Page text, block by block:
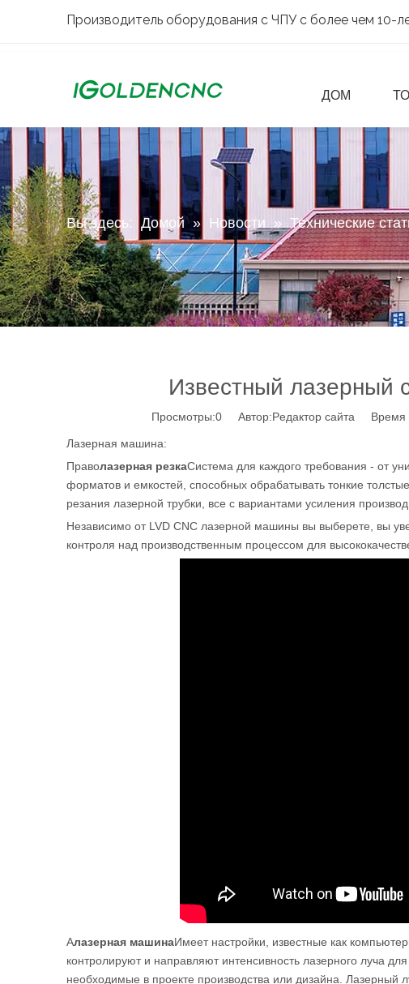
Производитель оборудования с ЧПУ с более чем 10-
ДОМ
Вы здесь: Домой » Новости » Технические
Известный лазерный
Просмотры:0 Автор:Pедактор сайта Время
Лазерная машина:
Праволазерная резкаСистема для каждого требования - от
форматов и емкостей, способных обрабатывать тонкие
резания лазерной трубки, все с вариантами усиления
Независимо от LVD CNC лазерной машины вы выберете, вы
контроля над производственным процессом для
Aлазерная машинаИмеет настройки, известные как
контролируют и направляют интенсивность лазерного луча
необходимые в проекте производства или дизайна. Лазерный